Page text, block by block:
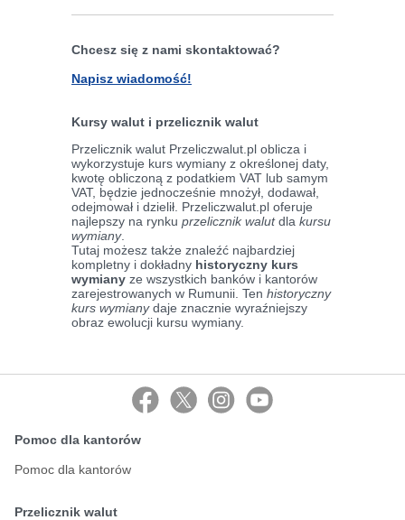
Chcesz się z nami skontaktować?
Napisz wiadomość!
Kursy walut i przelicznik walut
Przelicznik walut Przeliczwalut.pl oblicza i
wykorzystuje kurs wymiany z określonej daty,
kwotę obliczoną z podatkiem VAT lub samym
VAT, będzie jednocześnie mnożył, dodawał,
odejmował i dzielił. Przeliczwalut.pl oferuje
najlepszy na rynku przelicznik walutdla kursu
wymiany.
Tutaj możesz także znaleźć najbardziej
kompletny i dokładny historyczny kurs
wymiany ze wszystkich banków i kantorów
zarejestrowanych w Rumunii. Ten historyczny
kurs wymianydaje znacznie wyraźniejszy
obraz ewolucji kursu wymiany.
Pomoc dla kantorów
Pomoc dla kantorów
Przelicznik walut